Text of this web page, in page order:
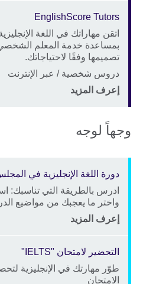
EnglishScore Tutors
Description
اتقن مهاراتك في اللغة
بمساعدة خدمة المعلم الشخصي
تصميمها وفقًا لاحتياجاتك.
دروس شخصية / عبر الإنترنت
Price
إعرف المزيد
وجهاً لوجه
دورة اللغة الإنجليزية في
Description
ادرس بالطريقة التي تناسبك:
واختر ما يعجبك من مواضيع
الموقع
Price
إعرف المزيد
التحضير لامتحان "IELTS"
Description
طوّر مهارتك في الإنجليزية
الامتحان